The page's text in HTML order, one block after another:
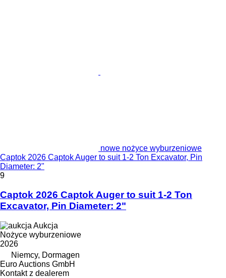
nowe nożyce wyburzeniowe
Captok 2026 Captok Auger to suit 1-2 Ton Excavator, Pin
Diameter: 2"
9
Captok 2026 Captok Auger to suit 1-2 Ton
Excavator, Pin Diameter: 2"
Aukcja
Nożyce wyburzeniowe
2026
Niemcy, Dormagen
Euro Auctions GmbH
Kontakt z dealerem